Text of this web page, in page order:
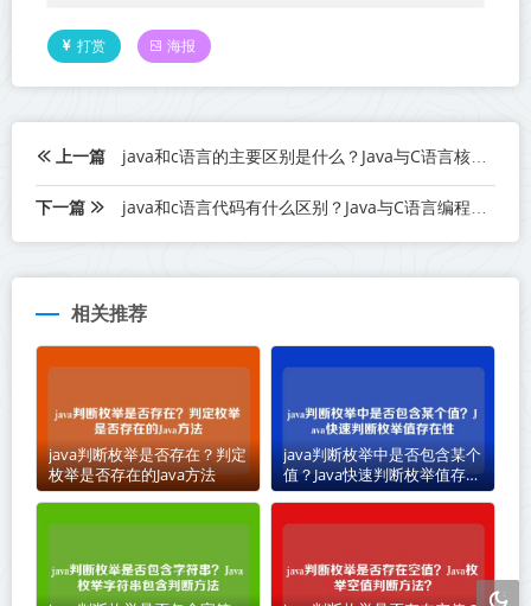
打赏 海报
上一篇 java和c语言的主要区别是什么？Java与C语言核心差异解析
下一篇 java和c语言代码有什么区别？Java与C语言编程差异解析
相关推荐
java判断枚举是否存在？判定
枚举是否存在的Java方法
java判断枚举中是否包含某个
值？Java快速判断枚举值存在
性